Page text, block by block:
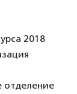
2018
отделение